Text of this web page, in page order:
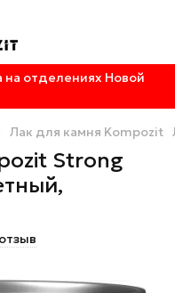
на отделениях Новой
Лак для камня Kompozit
Strong